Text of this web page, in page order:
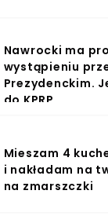
Nawrocki ma
wystąpieniu
Prezydenckim.
do KPRP
Mieszam 4
i nakładam na
na zmarszczki